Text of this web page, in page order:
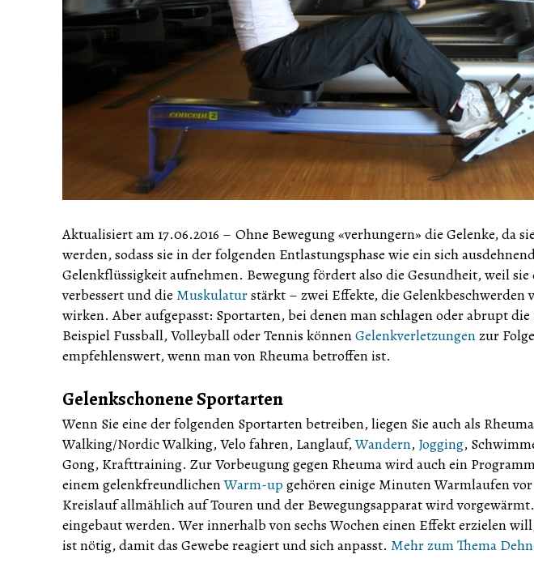
Aktualisiert am 17.06.2016 – Ohne Bewegung «verhungern» die Gelenke, da
werden, sodass sie in der folgenden Entlastungsphase wie ein sich
Gelenkflüssigkeit aufnehmen. Bewegung fördert also die Gesundheit, weil sie
verbessert und die Muskulaturstärkt – zwei Effekte, die Gelenkbeschwerden
wirken. Aber aufgepasst: Sportarten, bei denen man schlagen oder abrupt
Beispiel Fussball, Volleyball oder Tennis könnenGelenkverletzungenzur
empfehlenswert, wenn man von Rheuma betroffen ist.
Gelenkschonene Sportarten
Wenn Sie eine der folgenden Sportarten betreiben, liegen Sie auch als
Walking/Nordic Walking, Velo fahren, Langlauf,Wandern, Jogging,
Gong, Krafttraining. Zur Vorbeugung gegen Rheuma wird auch ein
einem gelenkfreundlichenWarm-upgehören einige Minuten Warmlaufen
Kreislauf allmählich auf Touren und der Bewegungsapparat wird
eingebaut werden. Wer innerhalb von sechs Wochen einen Effekt erzielen
ist nötig, damit das Gewebe reagiert und sich anpasst. Mehr zum Thema